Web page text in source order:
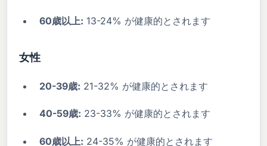
60歳以上: 13-24% が健康的とされます
女性
20-39歳: 21-32% が健康的とされます
40-59歳: 23-33% が健康的とされます
60歳以上: 24-35% が健康的とされます